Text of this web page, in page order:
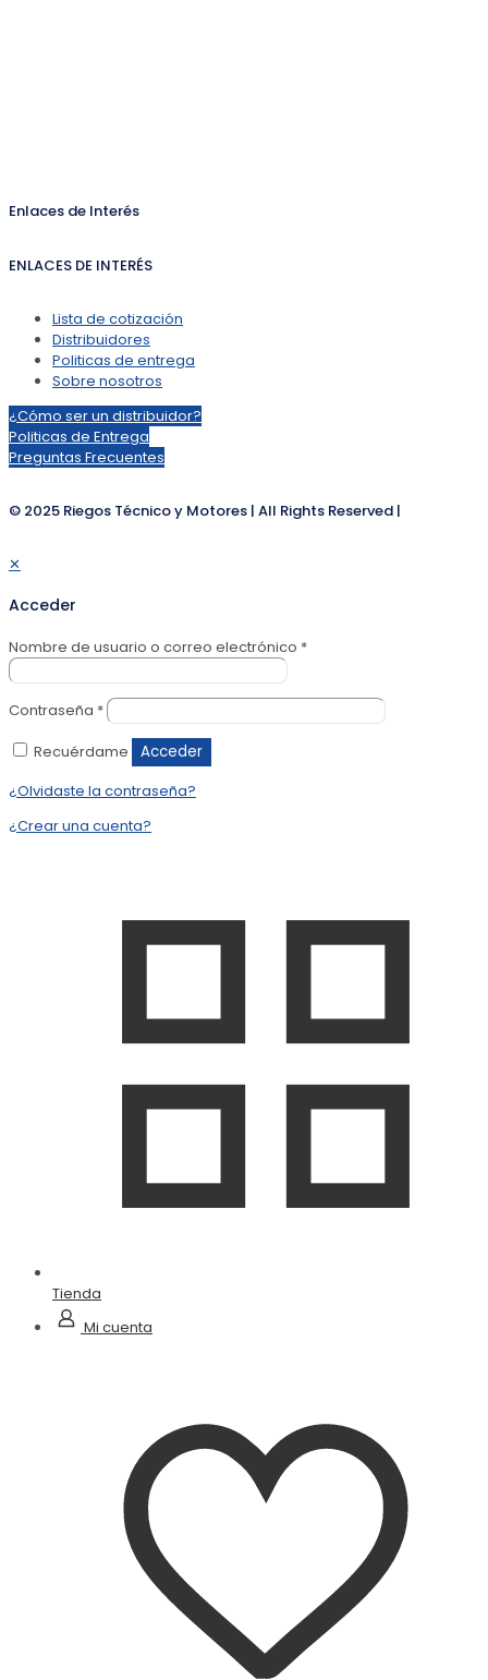
Enlaces de Interés
ENLACES DE INTERÉS
Lista de cotización
Distribuidores
Politicas de entrega
Sobre nosotros
¿Cómo ser un distribuidor?
Politicas de Entrega
Preguntas Frecuentes
© 2025 Riegos Técnico y Motores | All Rights Reserved |
✕
Acceder
Nombre de usuario o correo electrónico *
Contraseña *
Recuérdame
Acceder
¿Olvidaste la contraseña?
¿Crear una cuenta?
Tienda
Mi cuenta